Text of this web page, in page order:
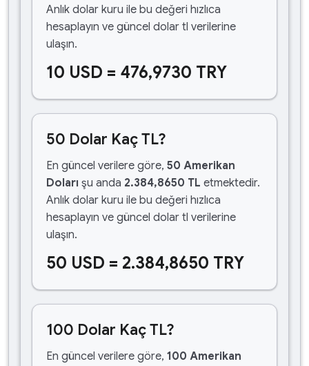
Anlık dolar kuru ile bu değeri hızlıca
hesaplayın ve güncel dolar tl verilerine
ulaşın.
10 USD = 476,9730 TRY
50 Dolar Kaç TL?
En güncel verilere göre, 50 Amerikan
Doları şu anda 2.384,8650 TL etmektedir.
Anlık dolar kuru ile bu değeri hızlıca
hesaplayın ve güncel dolar tl verilerine
ulaşın.
50 USD = 2.384,8650 TRY
100 Dolar Kaç TL?
En güncel verilere göre, 100 Amerikan